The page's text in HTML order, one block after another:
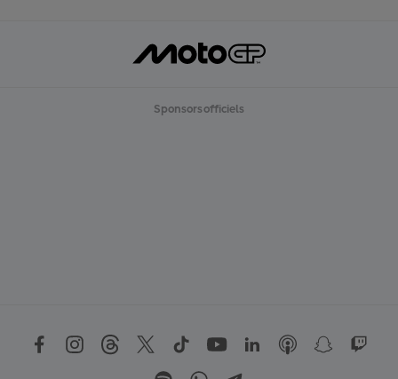
Sponsors officiels